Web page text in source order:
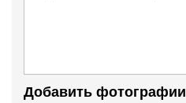
Добавить фотографии